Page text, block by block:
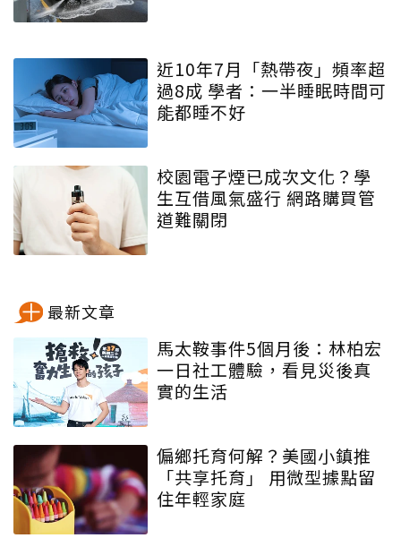
近10年7月「熱帶夜」頻率超
過8成 學者：一半睡眠時間可
能都睡不好
校園電子煙已成次文化？學
生互借風氣盛行 網路購買管
道難關閉
最新文章
馬太鞍事件5個月後：林柏宏
一日社工體驗，看見災後真
實的生活
偏鄉托育何解？美國小鎮推
「共享托育」 用微型據點留
住年輕家庭